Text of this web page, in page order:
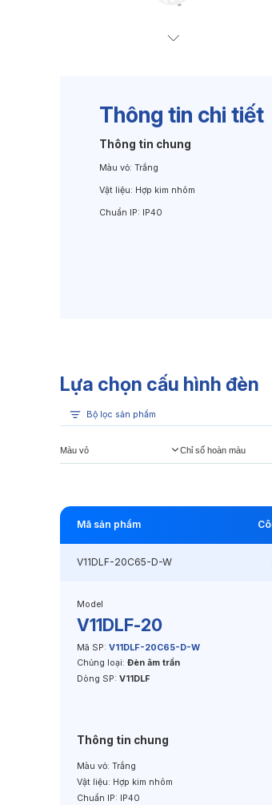
Thông tin chi tiết
Thông tin chung
Màu vỏ: Trắng
Vật liệu: Hợp kim nhôm
Chuẩn IP: IP40
Lựa chọn cấu hình đèn
Bộ lọc sản phẩm
Màu vỏ Chỉ số hoàn màu
Mã sản phẩm
V11DLF-20C65-D-W
Model
V11DLF-20
Mã SP: V11DLF-20C65-D-W
Chủng loại: Đèn âm trần
Dòng SP: V11DLF
Thông tin chung
Màu vỏ: Trắng
Vật liệu: Hợp kim nhôm
Chuẩn IP: IP40